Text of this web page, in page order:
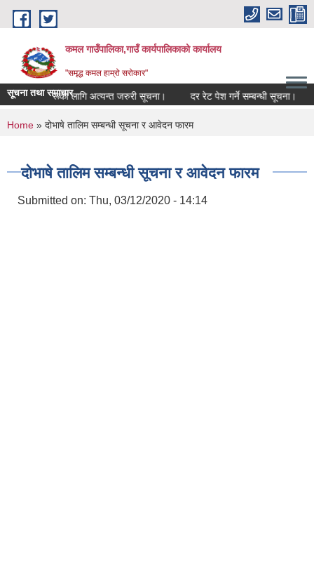
Skip to main content
कमल गाउँपालिका,गाउँ कार्यपालिकाको कार्यालय
"समृद्ध कमल हाम्रो सरोकार"
सूचना तथा समाचार
कृषकहरूका लागि अत्यन्त जरुरी सूचना। दर रेट पेश गर्ने सम्बन्धी सूचना।
You are here
Home » दोभाषे तालिम सम्बन्धी सूचना र आवेदन फारम
दोभाषे तालिम सम्बन्धी सूचना र आवेदन फारम
Submitted on: Thu, 03/12/2020 - 14:14